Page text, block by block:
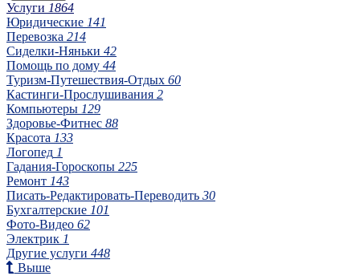
Услуги 1864
Юридические 141
Перевозка 214
Сиделки-Няньки 42
Помощь по дому 44
Туризм-Путешествия-Отдых 60
Кастинги-Прослушивания 2
Компьютеры 129
Здоровье-Фитнес 88
Красота 133
Логопед 1
Гадания-Гороскопы 225
Ремонт 143
Писать-Редактировать-Переводить 30
Бухгалтерские 101
Фото-Видео 62
Электрик 1
Другие услуги 448
Выше